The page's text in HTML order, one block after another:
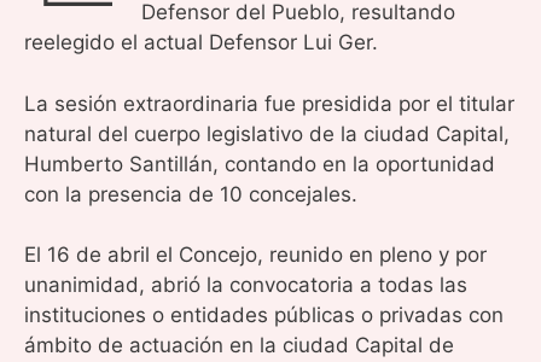
Defensor del Pueblo, resultando
reelegido el actual Defensor Lui Ger.
La sesión extraordinaria fue presidida por el titular
natural del cuerpo legislativo de la ciudad Capital,
Humberto Santillán, contando en la oportunidad
con la presencia de 10 concejales.
El 16 de abril el Concejo, reunido en pleno y por
unanimidad, abrió la convocatoria a todas las
instituciones o entidades públicas o privadas con
ámbito de actuación en la ciudad Capital de